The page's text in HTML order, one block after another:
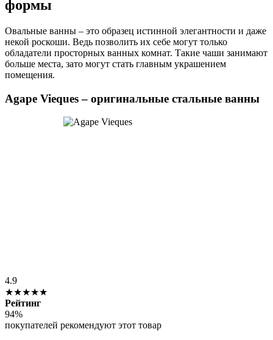
формы
Овальные ванны – это образец истинной элегантности и даже
некой роскоши. Ведь позволить их себе могут только
обладатели просторных ванных комнат. Такие чаши занимают
больше места, зато могут стать главным украшением
помещения.
Agape Vieques – оригинальные стальные ванны
4.9
★★★★★
Рейтинг
94%
покупателей рекомендуют этот товар